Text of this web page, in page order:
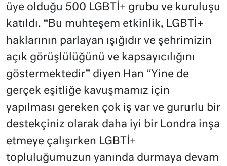
üye olduğu 500 LGBTİ+ grubu ve kuruluşu
katıldı. “Bu muhteşem etkinlik, LGBTİ+
haklarının parlayan ışığıdır ve şehrimizin
açık görüşlülüğünü ve kapsayıcılığını
göstermektedir” diyen Han “Yine de
gerçek eşitliğe kavuşmamız için
yapılması gereken çok iş var ve gururlu bir
destekçiniz olarak daha iyi bir Londra inşa
etmeye çalışırken LGBTİ+
topluluğumuzun yanında durmaya devam